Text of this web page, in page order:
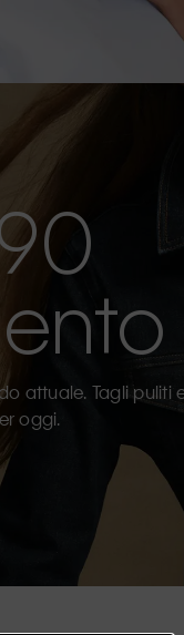
attuale. Tagli puliti
oggi.